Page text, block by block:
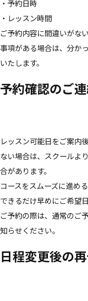
・予約日時
・レッスン時間
ご予約内容に間違いがな
事項がある場合は、分か
いたします。
予約確認のご
レッスン可能日をご案内
ない場合は、スクールよ
合があります。
コースをスムーズに進め
できるだけ早めにご希望
ご予約の際は、通常のご
知らせください。
日程変更後の